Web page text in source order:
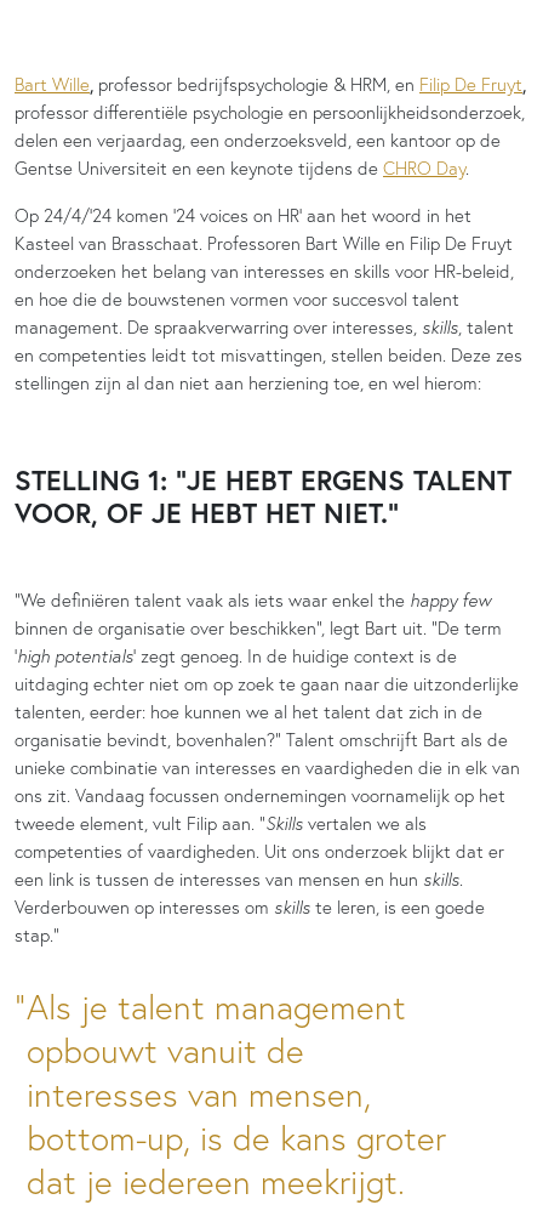
Bart Wille professor bedrijfspsychologie & HRM, en Filip De Fruyt
professor differentiële psychologie en persoonlijkheidsonderzoek,
delen een verjaardag, een onderzoeksveld, een kantoor op de
Gentse Universiteit en een keynote tijdens de CHRO Day.
Op 24/4/’24 komen ‘24 voices on HR’ aan het woord in het
Kasteel van Brasschaat. Professoren Bart Wille en Filip De Fruyt
onderzoeken het belang van interesses en skills voor HR-beleid,
en hoe die de bouwstenen vormen voor succesvol talent
management. De spraakverwarring over interesses, skills , talent
en competenties leidt tot misvattingen, stellen beiden. Deze zes
stellingen zijn al dan niet aan herziening toe, en wel hierom:
STELLING 1: “JE HEBT ERGENS TALENT
VOOR, OF JE HEBT HET NIET.”
“We definiëren talent vaak als iets waar enkel the happy few
binnen de organisatie over beschikken”, legt Bart uit. “De term
‘high potentials’ zegt genoeg. In de huidige context is de
uitdaging echter niet om op zoek te gaan naar die uitzonderlijke
talenten, eerder: hoe kunnen we al het talent dat zich in de
organisatie bevindt, bovenhalen?” Talent omschrijft Bart als de
unieke combinatie van interesses en vaardigheden die in elk van
ons zit. Vandaag focussen ondernemingen voornamelijk op het
tweede element, vult Filip aan. “Skills vertalen we als
competenties of vaardigheden. Uit ons onderzoek blijkt dat er
een link is tussen de interesses van mensen en hun skills
Verderbouwen op interesses om skills te leren, is een goede
stap.”
Als je talent management
opbouwt vanuit de
interesses van mensen,
bottom-up, is de kans groter
dat je iedereen meekrijgt.